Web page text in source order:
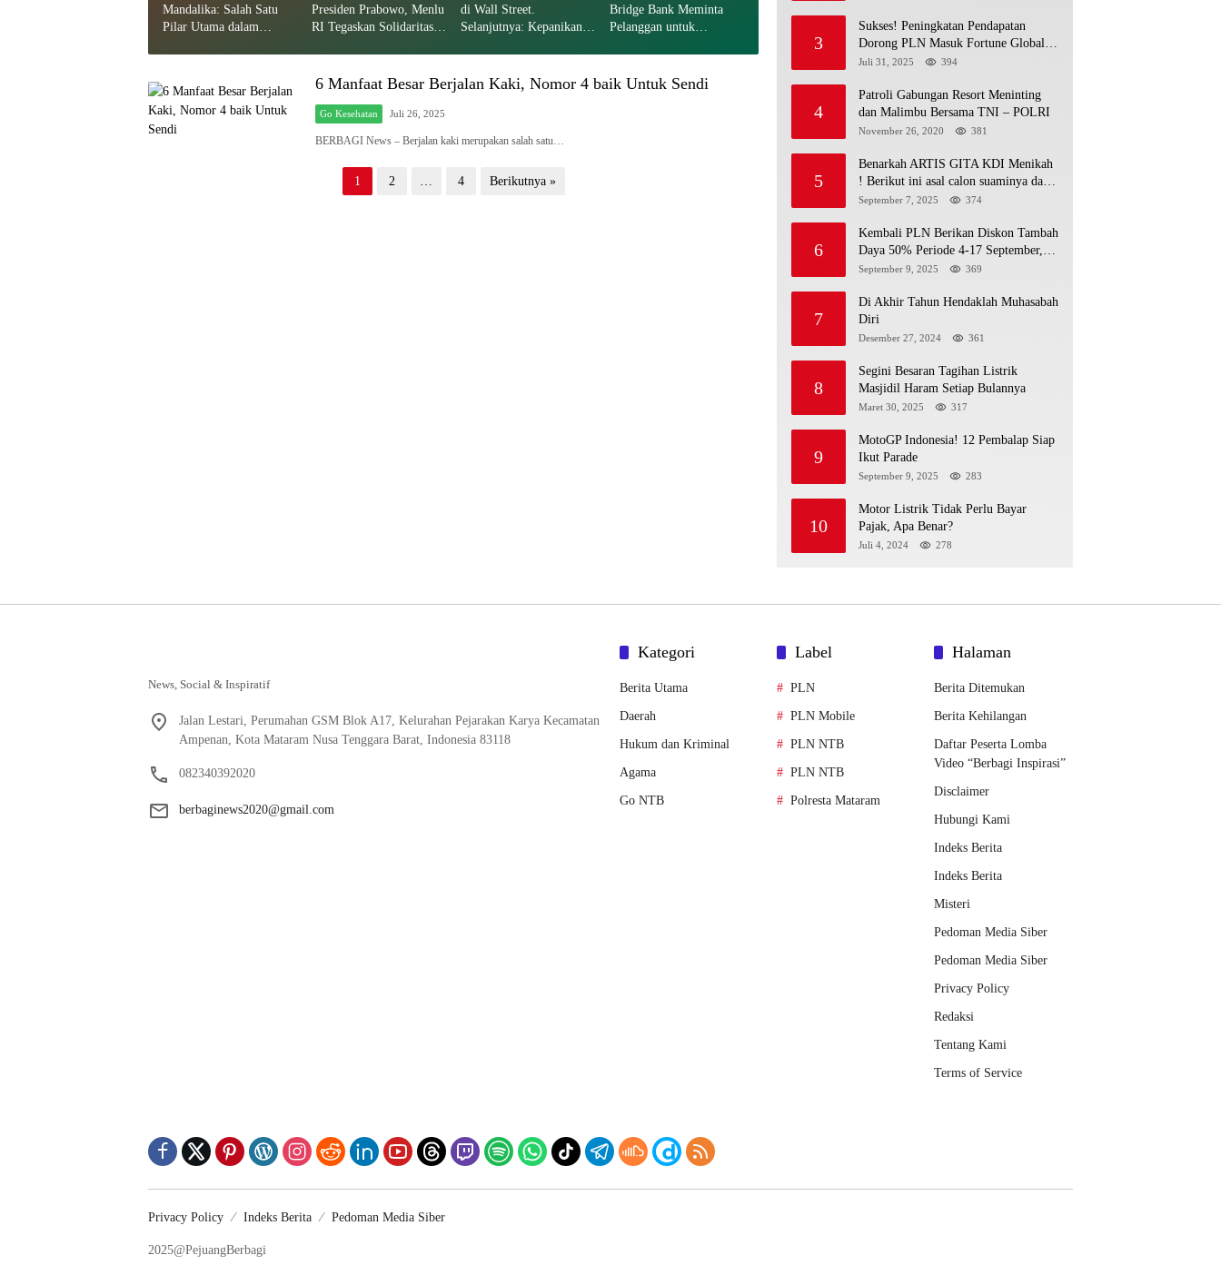
Mandalika: Salah Satu
Pilar Utama dalam
Presiden Prabowo, Menlu
RI Tegaskan Solidaritas
di Wall Street.
Selanjutnya: Kepanikan
Bridge Bank Meminta
Pelanggan untuk
6 Manfaat Besar Berjalan Kaki, Nomor 4 baik Untuk Sendi
Go Kesehatan Juli 26, 2025
BERBAGI News – Berjalan kaki merupakan salah satu…
1 2 4 Berikutnya »
3
Sukses! Peningkatan Pendapatan
Dorong PLN Masuk Fortune Global
500
Juli 31, 2025 394
4
Patroli Gabungan Resort Meninting
dan Malimbu Bersama TNI – POLRI
November 26, 2020 381
5
Benarkah ARTIS GITA KDI Menikah
! Berikut ini asal calon suaminya dan
intip undangannya
September 7, 2025 374
6
Kembali PLN Berikan Diskon Tambah
Daya 50% Periode 4-17 September,
Cek Ketentuannya!
September 9, 2025 369
7
Di Akhir Tahun Hendaklah Muhasabah
Diri
Desember 27, 2024 361
8
Segini Besaran Tagihan Listrik
Masjidil Haram Setiap Bulannya
Maret 30, 2025 317
9
MotoGP Indonesia! 12 Pembalap Siap
Ikut Parade
September 9, 2025 283
10
Motor Listrik Tidak Perlu Bayar
Pajak, Apa Benar?
Juli 4, 2024 278
News, Social & Inspiratif
Jalan Lestari, Perumahan GSM Blok A17, Kelurahan Pejarakan Karya Kecamatan
Ampenan, Kota Mataram Nusa Tenggara Barat, Indonesia 83118
082340392020
berbaginews2020@gmail.com
Kategori
Berita Utama
Daerah
Hukum dan Kriminal
Agama
Go NTB
Label
PLN
PLN Mobile
PLN NTB
PLN NTB
Polresta Mataram
Halaman
Berita Ditemukan
Berita Kehilangan
Daftar Peserta Lomba
Video “Berbagi Inspirasi”
Disclaimer
Hubungi Kami
Indeks Berita
Indeks Berita
Misteri
Pedoman Media Siber
Pedoman Media Siber
Privacy Policy
Redaksi
Tentang Kami
Terms of Service
Privacy Policy Indeks Berita Pedoman Media Siber
2025@PejuangBerbagi